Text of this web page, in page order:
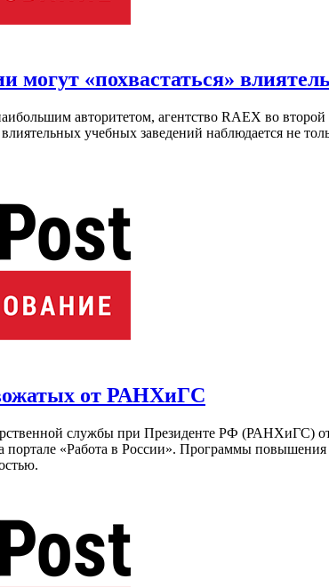
могут «похвастаться»
авторитетом, агентство RAEX во
учебных заведений наблюдается не
от РАНХиГС
службы при Президенте РФ (РАНХиГС)
портале «Работа в России». Программы